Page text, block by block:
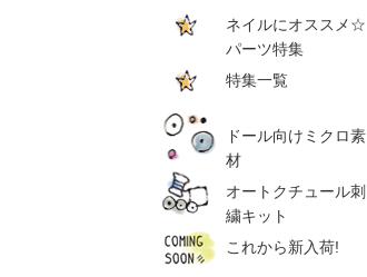
ネイルにオススメ☆
パーツ特集
特集一覧
ドール向けミクロ素
材
オートクチュール刺
繍キット
これから新入荷!